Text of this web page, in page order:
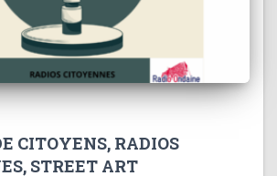
CITOYENS, RADIOS
STREET ART